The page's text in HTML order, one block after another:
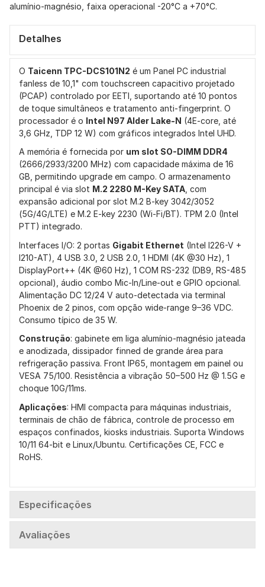
alumínio-magnésio, faixa operacional -20°C a +70°C.
Detalhes
O Taicenn TPC-DCS101N2 é um Panel PC industrial
fanless de 10,1" com touchscreen capacitivo projetado
(PCAP) controlado por EETI, suportando até 10 pontos
de toque simultâneos e tratamento anti-fingerprint. O
processador é o Intel N97 Alder Lake-N (4E-core, até
3,6 GHz, TDP 12 W) com gráficos integrados Intel UHD.
A memória é fornecida por um slot SO-DIMM DDR4
(2666/2933/3200 MHz) com capacidade máxima de 16
GB, permitindo upgrade em campo. O armazenamento
principal é via slot M.2 2280 M-Key SATA , com
expansão adicional por slot M.2 B-key 3042/3052
(5G/4G/LTE) e M.2 E-key 2230 (Wi-Fi/BT). TPM 2.0 (Intel
PTT) integrado.
Interfaces I/O: 2 portas Gigabit Ethernet (Intel I226-V +
I210-AT), 4 USB 3.0, 2 USB 2.0, 1 HDMI (4K @30 Hz), 1
DisplayPort++ (4K @60 Hz), 1 COM RS-232 (DB9, RS-485
opcional), áudio combo Mic-In/Line-out e GPIO opcional.
Alimentação DC 12/24 V auto-detectada via terminal
Phoenix de 2 pinos, com opção wide-range 9–36 VDC.
Consumo típico de 35 W.
Construção: gabinete em liga alumínio-magnésio jateada
e anodizada, dissipador finned de grande área para
refrigeração passiva. Front IP65, montagem em painel ou
VESA 75/100. Resistência a vibração 50–500 Hz @ 1.5G e
choque 10G/11ms.
Aplicações: HMI compacta para máquinas industriais,
terminais de chão de fábrica, controle de processo em
espaços confinados, kiosks industriais. Suporta Windows
10/11 64-bit e Linux/Ubuntu. Certificações CE, FCC e
RoHS.
Especificações
Avaliações